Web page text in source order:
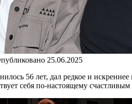
25.06.2025
56 лет, дал редкое и
себя по-настоящему